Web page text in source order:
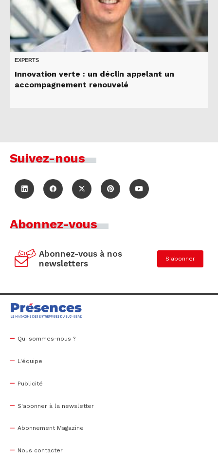
EXPERTS
Innovation verte : un déclin appelant un
accompagnement renouvelé
Suivez-nous
Abonnez-vous
Abonnez-vous à nos
newsletters
S'abonner
Qui sommes-nous ?
L'équipe
Publicité
S'abonner à la newsletter
Abonnement Magazine
Nous contacter